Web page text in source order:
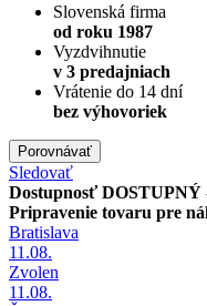
Slovenská firma
od roku 1987
Vyzdvihnutie
v 3 predajniach
Vrátenie do 14 dní
bez výhovoriek
Porovnávať
Sledovať
DostupnosťDOSTUPNÝ
Pripravenie tovaru pre
Bratislava
11.08.
Zvolen
11.08.